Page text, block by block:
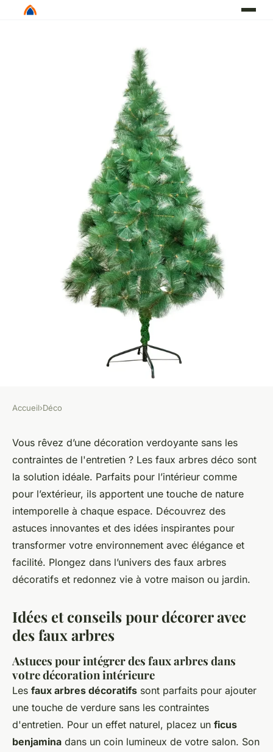
Décorer avec des faux arbres
déco pour intérieur et
extérieur
Mya•21 juin 2024•3 min de lecture
Accueil›Déco
Vous rêvez d’une décoration verdoyante sans les
contraintes de l'entretien ? Les faux arbres déco sont
la solution idéale. Parfaits pour l’intérieur comme
pour l’extérieur, ils apportent une touche de nature
intemporelle à chaque espace. Découvrez des
astuces innovantes et des idées inspirantes pour
transformer votre environnement avec élégance et
facilité. Plongez dans l’univers des faux arbres
décoratifs et redonnez vie à votre maison ou jardin.
Idées et conseils pour décorer avec
des faux arbres
Astuces pour intégrer des faux arbres dans
votre décoration intérieure
Les faux arbres décoratifs sont parfaits pour ajouter
une touche de verdure sans les contraintes
d'entretien. Pour un effet naturel, placez un ficus
benjamina dans un coin lumineux de votre salon. Son